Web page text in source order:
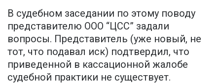
В судебном заседании по этому поводу
представителю ООО “ЦСС” задали
вопросы. Представитель (уже новый, не
тот, что подавал иск) подтвердил, что
приведенной в кассационной жалобе
судебной практики не существует.